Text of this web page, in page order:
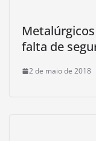
falta de
2 de maio de 2018